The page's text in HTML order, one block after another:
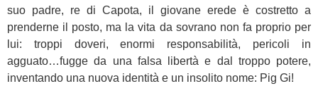
suo padre, re di Capota, il giovane erede è costretto a
prenderne il posto, ma la vita da sovrano non fa proprio per
lui: troppi doveri, enormi responsabilità, pericoli in
agguato…fugge da una falsa libertà e dal troppo potere,
inventando una nuova identità e un insolito nome: Pig Gi!